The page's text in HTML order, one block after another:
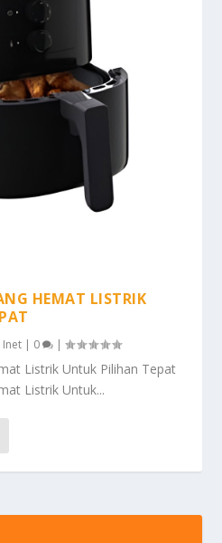
HEMAT LISTRIK
Inet | 0 |
Listrik Untuk Pilihan Tepat
Listrik Untuk...